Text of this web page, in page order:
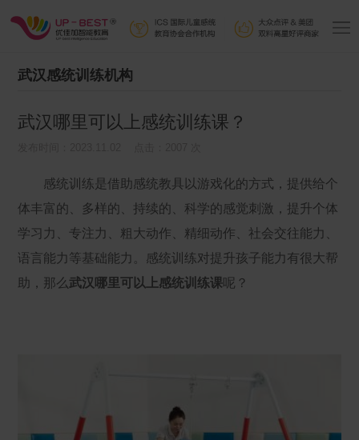
武汉感统训练机构
武汉哪里可以上感统训练课？
感统训练是借助感统教具以游戏化的方式，提供给个
体丰富的、多样的、持续的、科学的感觉刺激，提升个体
学习力、专注力、粗大动作、精细动作、社会交往能力、
语言能力等基础能力。 感统训练对提升孩子能力有很大帮
助，那么武汉哪里可以上感统训练课呢？